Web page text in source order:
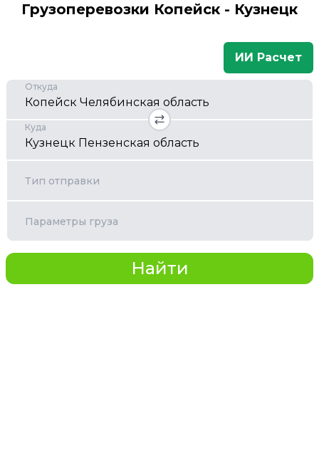
Грузоперевозки Копейск - Кузнецк
ИИ Расчет
Откуда
Куда
Тип отправки
Параметры груза
Найти